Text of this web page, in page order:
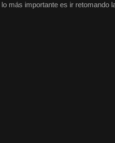
lo más importante es ir retomando